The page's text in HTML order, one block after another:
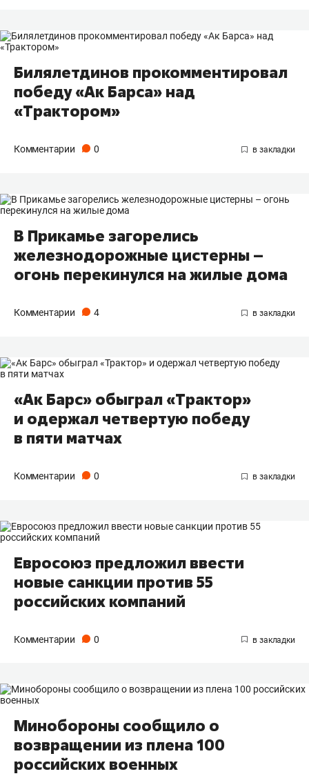
Билялетдинов прокомментировал
победу «Ак Барса» над
«Трактором»
Комментарии 0
В Прикамье загорелись
железнодорожные цистерны –
огонь перекинулся на жилые дома
Комментарии 4
«Ак Барс» обыграл «Трактор»
и одержал четвертую победу
в пяти матчах
Комментарии 0
Евросоюз предложил ввести
новые санкции против 55
российских компаний
Комментарии 0
Минобороны сообщило о
возвращении из плена 100
российских военных